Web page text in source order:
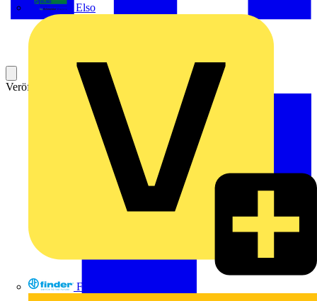
Elso
FINDER
Veröffentlicht: 19. April 2005 Kategorie: News